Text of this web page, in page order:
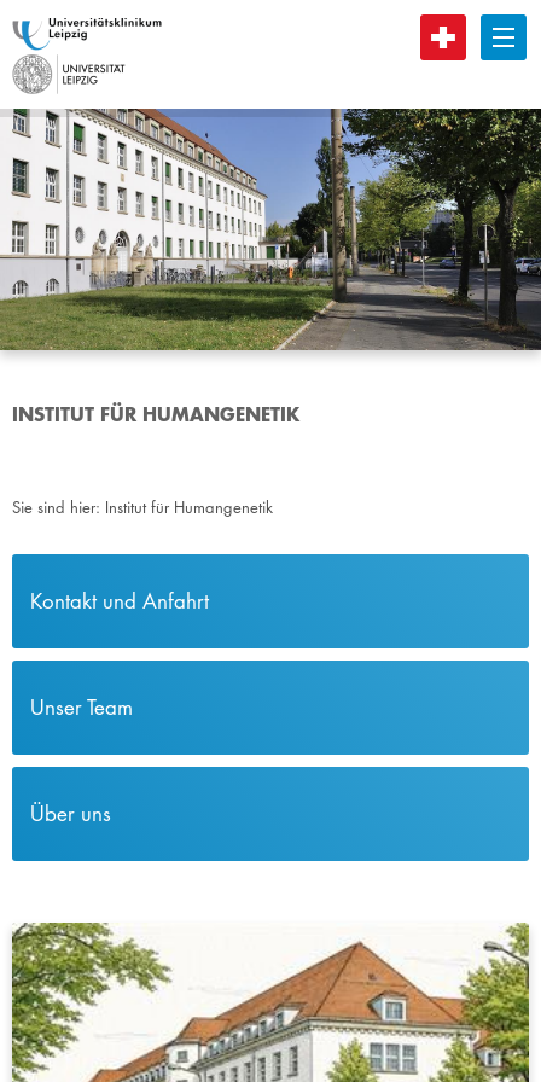
B
INSTITUT FÜR HUMANGENETIK
Sie sind hier: Institut für Humangenetik
Kontakt und Anfahrt
Unser Team
Über uns